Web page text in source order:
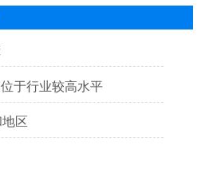
于行业较高水平
区